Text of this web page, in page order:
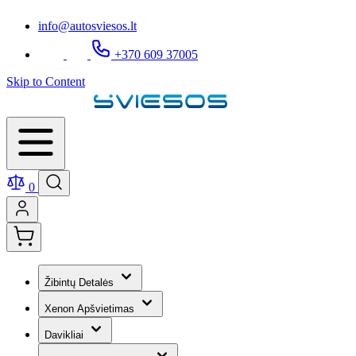
info@autosviesos.lt
+370 609 37005
Skip to Content
0
Žibintų Detalės
Xenon Apšvietimas
Davikliai